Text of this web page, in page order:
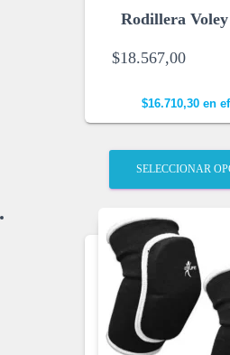
Rodillera
$18.567,00
$16.710,30en
SELECCIONAR